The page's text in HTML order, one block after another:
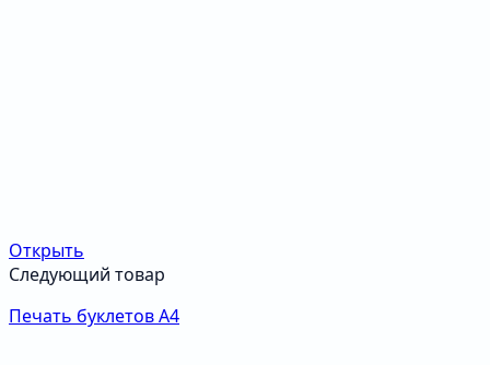
Открыть
Следующий товар
Печать буклетов А4